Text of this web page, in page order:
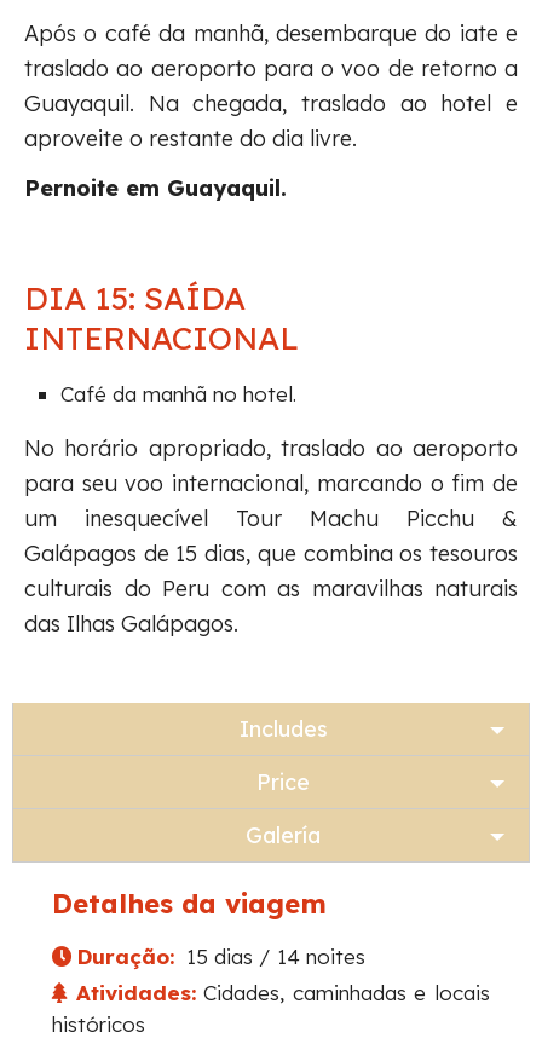
Após o café da manhã, desembarque do iate e
traslado ao aeroporto para o voo de retorno a
Guayaquil. Na chegada, traslado ao hotel e
aproveite o restante do dia livre.
Pernoite em Guayaquil.
DIA 15: SAÍDA
INTERNACIONAL
Café da manhã no hotel.
No horário apropriado, traslado ao aeroporto
para seu voo internacional, marcando o fim de
um inesquecível Tour Machu Picchu &
Galápagos de 15 dias, que combina os tesouros
culturais do Peru com as maravilhas naturais
das Ilhas Galápagos.
Includes
Price
Galería
Detalhes da viagem
Duração: 15 dias / 14 noites
Atividades:Cidades, caminhadas e locais
históricos